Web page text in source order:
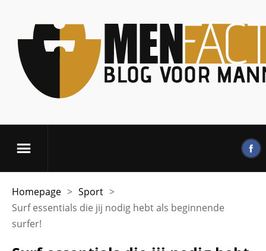
Homepage > Sport >
Surf essentials die jij nodig hebt als beginnende
surfer!